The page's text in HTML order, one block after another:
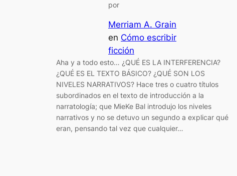
por
Merriam A. Grain
en Cómo escribir
ficción
Aha y a todo esto… ¿QUÉ ES LA INTERFERENCIA?
¿QUÉ ES EL TEXTO BÁSICO? ¿QUÉ SON LOS
NIVELES NARRATIVOS? Hace tres o cuatro títulos
subordinados en el texto de introducción a la
narratología; que MieKe Bal introdujo los niveles
narrativos y no se detuvo un segundo a explicar qué
eran, pensando tal vez que cualquier…